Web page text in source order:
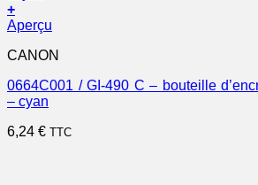
+
Aperçu
CANON
0664C001 / GI-490 C – bouteille
– cyan
6,24 € TTC